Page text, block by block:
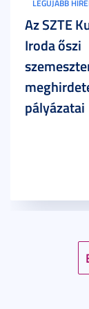
LEGÚJABB
Az SZTE
Iroda őszi
pályázatai